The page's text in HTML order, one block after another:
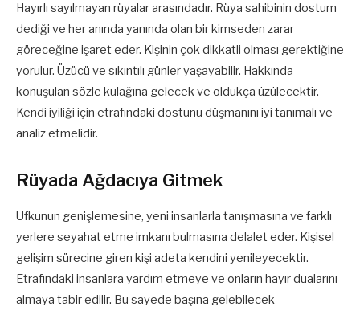
Hayırlı sayılmayan rüyalar arasındadır. Rüya sahibinin dostum
dediği ve her anında yanında olan bir kimseden zarar
göreceğine işaret eder. Kişinin çok dikkatli olması gerektiğine
yorulur. Üzücü ve sıkıntılı günler yaşayabilir. Hakkında
konuşulan sözle kulağına gelecek ve oldukça üzülecektir.
Kendi iyiliği için etrafındaki dostunu düşmanını iyi tanımalı ve
analiz etmelidir.
Rüyada Ağdacıya Gitmek
Ufkunun genişlemesine, yeni insanlarla tanışmasına ve farklı
yerlere seyahat etme imkanı bulmasına delalet eder. Kişisel
gelişim sürecine giren kişi adeta kendini yenileyecektir.
Etrafındaki insanlara yardım etmeye ve onların hayır dualarını
almaya tabir edilir. Bu sayede başına gelebilecek